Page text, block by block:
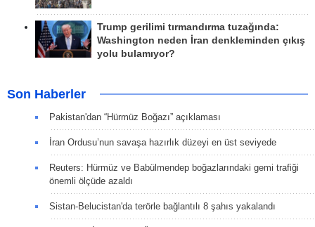
Trump gerilimi tırmandırma tuzağında:
Washington neden İran denkleminden çıkış
yolu bulamıyor?
Son Haberler
Pakistan'dan “Hürmüz Boğazı” açıklaması
İran Ordusu’nun savaşa hazırlık düzeyi en üst seviyede
Reuters: Hürmüz ve Babülmendep boğazlarındaki gemi trafiği
önemli ölçüde azaldı
Sistan-Belucistan'da terörle bağlantılı 8 şahıs yakalandı